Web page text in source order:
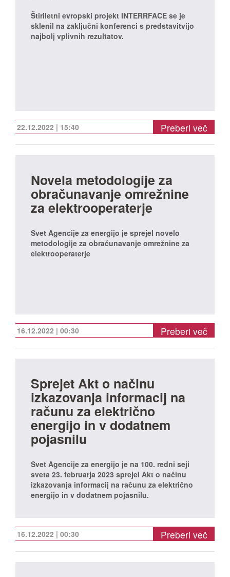
Štiriletni evropski projekt INTERRFACE se je
sklenil na zaključni konferenci s predstavitvijo
najbolj vplivnih rezultatov.
22.12.2022 | 15:40 Preberi več
Novela metodologije za
obračunavanje omrežnine
za elektrooperaterje
Svet Agencije za energijo je sprejel novelo
metodologije za obračunavanje omrežnine za
elektrooperaterje
16.12.2022 | 00:30 Preberi več
Sprejet Akt o načinu
izkazovanja informacij na
računu za električno
energijo in v dodatnem
pojasnilu
Svet Agencije za energijo je na 100. redni seji
sveta 23. februarja 2023 sprejel Akt o načinu
izkazovanja informacij na računu za električno
energijo in v dodatnem pojasnilu.
16.12.2022 | 00:30 Preberi več